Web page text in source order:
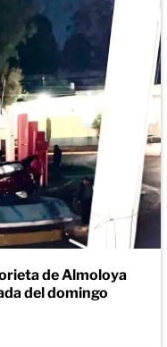
de Almoloya
del domingo